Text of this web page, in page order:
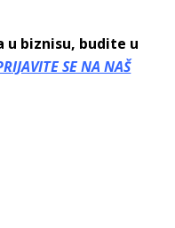
u biznisu, budite u
SE NA NAŠ